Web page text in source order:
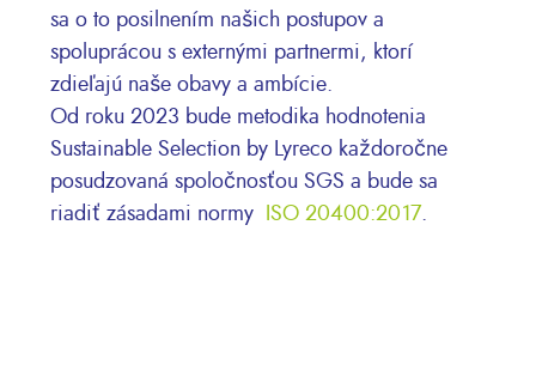
sa o to posilnením našich postupov a
spoluprácou s externými partnermi, ktorí
zdieľajú naše obavy a ambície.
Od roku 2023 bude metodika hodnotenia
Sustainable Selection by Lyreco každoročne
posudzovaná spoločnosťou SGS a bude sa
riadiť zásadami normy
ISO 20400:2017.